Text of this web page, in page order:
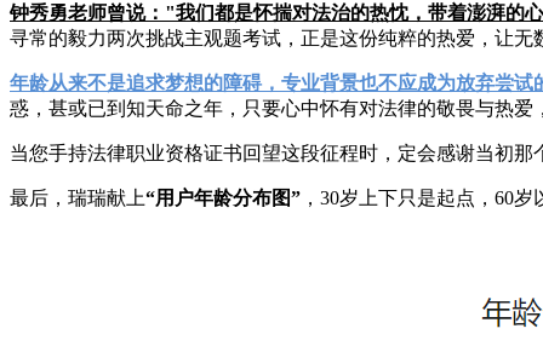
钟秀勇老师曾说："我们都是怀揣对法治的热忱，带着澎湃的
寻常的毅力两次挑战主观题考试，正是这份纯粹的热爱，让
年龄从来不是追求梦想的障碍，专业背景也不应成为放弃尝试
惑，甚或已到知天命之年，只要心中怀有对法律的敬畏与热爱
当您手持法律职业资格证书回望这段征程时，定会感谢当初
最后，瑞瑞献上“用户年龄分布图” ，30岁上下只是起点，60